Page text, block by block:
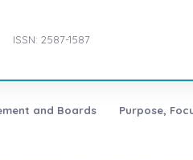
ISSN: 2587-1587
and Boards Purpose,